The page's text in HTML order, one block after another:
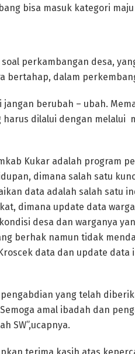
bisa masuk kategori
perkambangan desa,
bertahap, dalam
jangan berubah – ubah.
dilalui dengan melalui
Kukar adalah program
dimana salah satu
data adalah salah satu
dimana update data
desa dan warganya
berhak namun tidak
data dan update data
yang telah
amal ibadah dan
SW”,ucapnya.